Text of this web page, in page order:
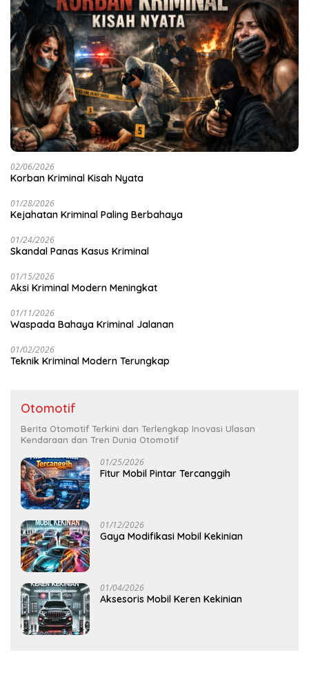
02/06/2026
Korban Kriminal Kisah Nyata
01/28/2026
Kejahatan Kriminal Paling Berbahaya
01/24/2026
Skandal Panas Kasus Kriminal
01/15/2026
Aksi Kriminal Modern Meningkat
01/11/2026
Waspada Bahaya Kriminal Jalanan
01/02/2026
Teknik Kriminal Modern Terungkap
Otomotif
Berita Otomotif Terkini dan Terlengkap Inovasi Ulasan
Kendaraan dan Tren Dunia Otomotif
01/25/2026
Fitur Mobil Pintar Tercanggih
01/12/2026
Gaya Modifikasi Mobil Kekinian
01/04/2026
Aksesoris Mobil Keren Kekinian